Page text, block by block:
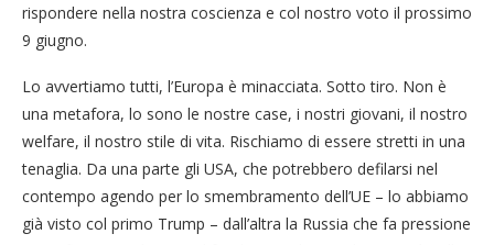
rispondere nella nostra coscienza e col nostro voto il prossimo
9 giugno.
Lo avvertiamo tutti, l’Europa è minacciata. Sotto tiro. Non è
una metafora, lo sono le nostre case, i nostri giovani, il nostro
welfare, il nostro stile di vita. Rischiamo di essere stretti in una
tenaglia. Da una parte gli USA, che potrebbero defilarsi nel
contempo agendo per lo smembramento dell’UE – lo abbiamo
già visto col primo Trump – dall’altra la Russia che fa pressione